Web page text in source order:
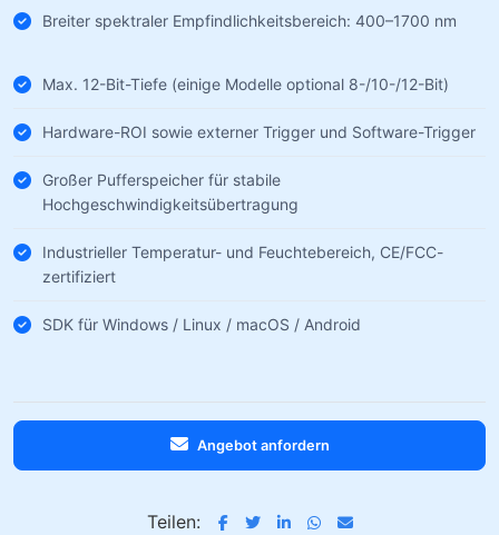
Breiter spektraler Empfindlichkeitsbereich: 400–1700 nm
Max. 12-Bit-Tiefe (einige Modelle optional 8-/10-/12-Bit)
Hardware-ROI sowie externer Trigger und Software-Trigger
Großer Pufferspeicher für stabile
Hochgeschwindigkeitsübertragung
Industrieller Temperatur- und Feuchtebereich, CE/FCC-
zertifiziert
SDK für Windows / Linux / macOS / Android
Angebot anfordern
Teilen: